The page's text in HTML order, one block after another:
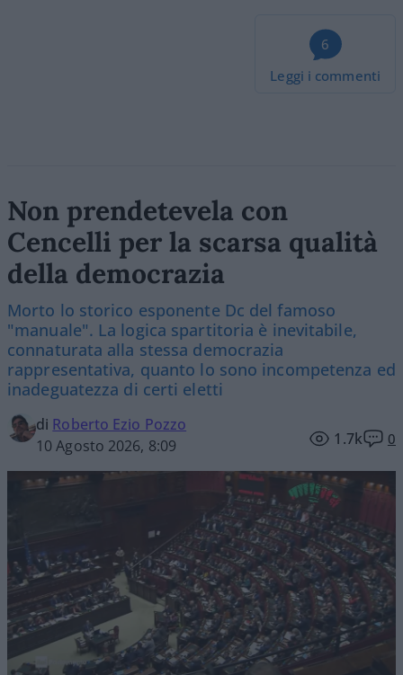
6
Leggi i commenti
Non prendetevela con
Cencelli per la scarsa qualità
della democrazia
Morto lo storico esponente Dc del famoso
"manuale". La logica spartitoria è inevitabile,
connaturata alla stessa democrazia
rappresentativa, quanto lo sono incompetenza ed
inadeguatezza di certi eletti
di Roberto Ezio Pozzo
10 Agosto 2026, 8:09
1.7k 0